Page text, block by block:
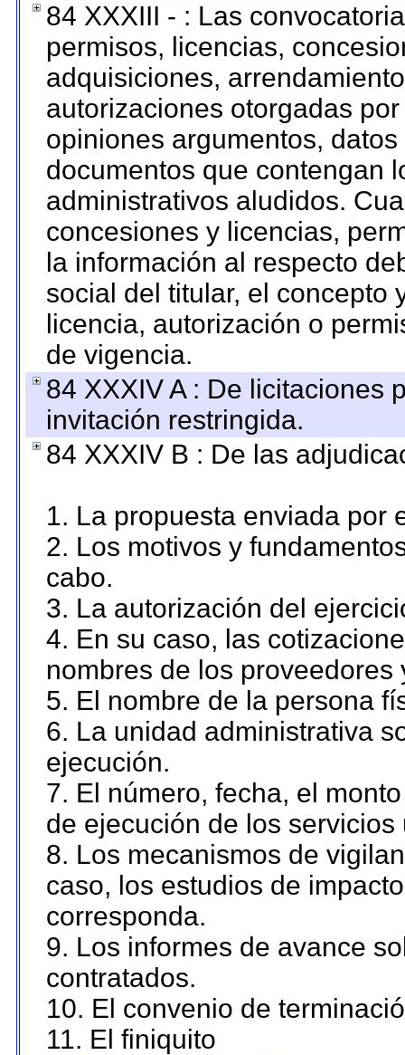
84 XXXIII - : Las
permisos, licencias,
adquisiciones,
autorizaciones otorgadas
opiniones argumentos,
documentos que contengan
administrativos aludidos.
concesiones y licencias,
la información al respecto
social del titular, el concepto
licencia, autorización o
de vigencia.
84 XXXIV A : De licitaciones
invitación restringida.
84 XXXIV B : De las
1. La propuesta enviada por
2. Los motivos y
cabo.
3. La autorización del
4. En su caso, las
nombres de los proveedores
5. El nombre de la persona
6. La unidad administrativa
ejecución.
7. El número, fecha, el
de ejecución de los servicios
8. Los mecanismos de
caso, los estudios de
corresponda.
9. Los informes de avance
contratados.
10. El convenio de
11. El finiquito